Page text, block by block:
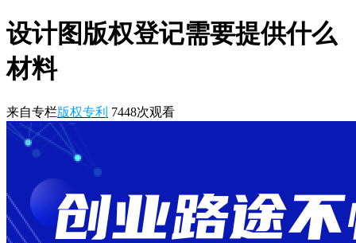
设计图版权登记需要提供什么
材料
来自专栏版权专利 7448次观看